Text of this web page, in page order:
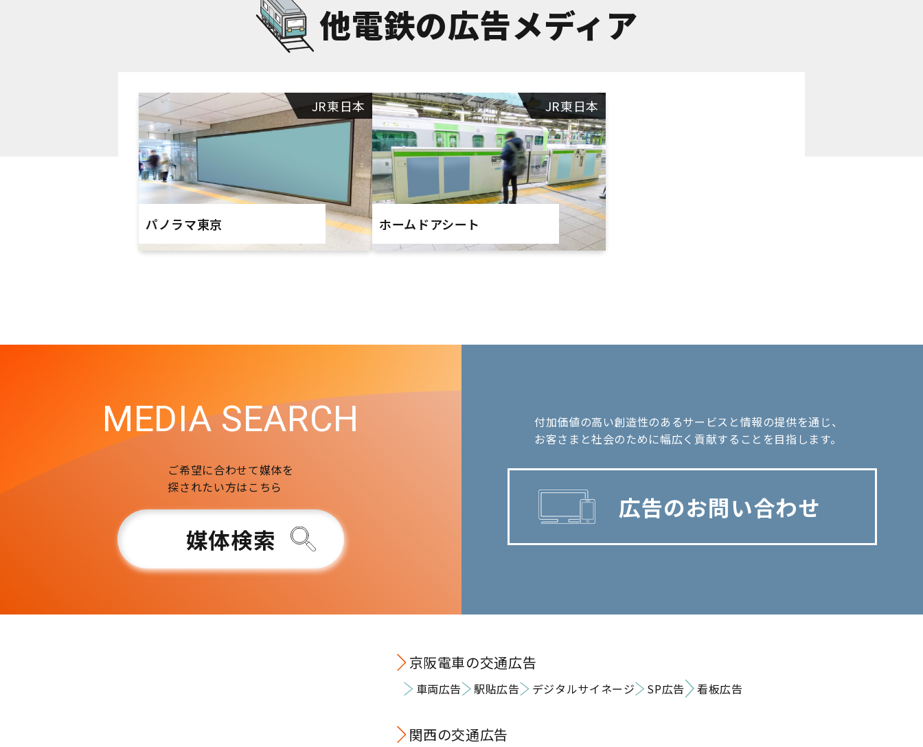
他電鉄の広告メディア
パノラマ東京
JR東日本
ホームドアシート
JR東日本
MEDIA SEARCH
ご希望に合わせて媒体を
探されたい方はこちら
媒体検索
付加価値の高い創造性のあるサービスと情報の提供を通じ、
お客さまと社会のために幅広く貢献することを目指します。
広告のお問い合わせ
京阪電車の交通広告
車両広告 駅貼広告 デジタルサイネージ SP広告 看板広告
関西の交通広告